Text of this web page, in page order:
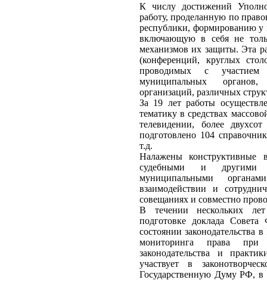
К числу достижений
работу, проделанную по
республики, формированию у
включающую в себя не
механизмов их защиты. Эта
(конференций, круглых
проводимых с участием
муниципальных
организаций, различных
За 19 лет работы
тематику в средствах
телевидении, более
подготовлено 104
т.д.
Налажены конструктивные
судебными и другими
муниципальными
взаимодействии и
совещаниях и совместно
В течении нескольких
подготовке доклада
состоянии
мониторинга права
законодательства и
участвует в
Государственную Думу РФ, в